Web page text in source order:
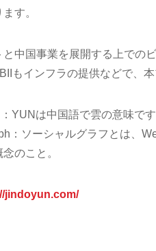
す。
と中国事業を展開する上での
もインフラの提供などで、
YUNは中国語で雲の意味です
：ソーシャルグラフとは、
のこと。
jindoyun.com/